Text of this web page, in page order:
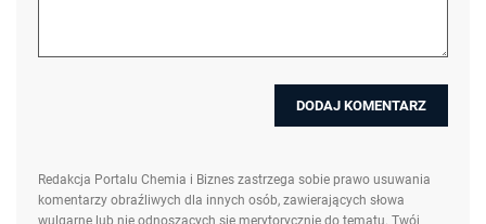
Redakcja Portalu Chemia i Biznes zastrzega sobie prawo usuwania
komentarzy obraźliwych dla innych osób, zawierających słowa
wulgarne lub nie odnoszących się merytorycznie do tematu. Twój